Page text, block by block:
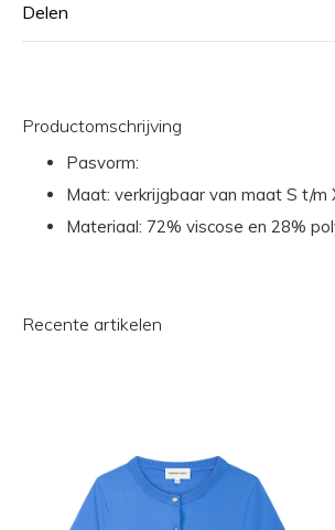
Delen
Productomschrijving
Pasvorm:
Maat: verkrijgbaar van maat S t/m
Materiaal: 72% viscose en 28%
Recente artikelen